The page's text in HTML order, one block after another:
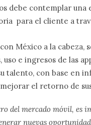
debe contemplar
para el cliente a
México a la
uso e ingresos de las
talento, con base en
el retorno de
del mercado móvil, es
nuevas